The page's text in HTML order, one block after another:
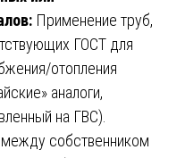
Применение труб,
ГОСТ для
отопления
аналоги,
на ГВС).
между собственником